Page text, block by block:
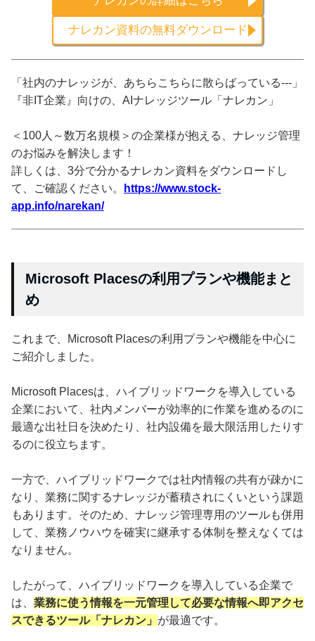
ナレカン資料の無料ダウンロード
「社内のナレッジが、あちらこちらに散らばっている---」
『非IT企業』向けの、AIナレッジツール「ナレカン」
＜100人～数万名規模＞の企業様が抱える、ナレッジ管理
のお悩みを解決します！
詳しくは、3分で分かるナレカン資料をダウンロードし
て、ご確認ください。
https://www.stock-
app.info/narekan/
Microsoft Placesの利用プランや機能まと
め
これまで、Microsoft Placesの利用プランや機能を中心に
ご紹介しました。
Microsoft Placesは、ハイブリッドワークを導入している
企業において、社内メンバーが効率的に作業を進めるのに
最適な出社日を決めたり、社内設備を最大限活用したりす
るのに役立ちます。
一方で、ハイブリッドワークでは社内情報の共有が疎かに
なり、業務に関するナレッジが蓄積されにくいという課題
もあります。そのため、ナレッジ管理専用のツールも併用
して、業務ノウハウを確実に継承する体制を整えなくては
なりません。
したがって、ハイブリッドワークを導入している企業で
は、 業務に使う情報を一元管理して必要な情報へ即アクセ
スできるツール「ナレカン」 が最適です。